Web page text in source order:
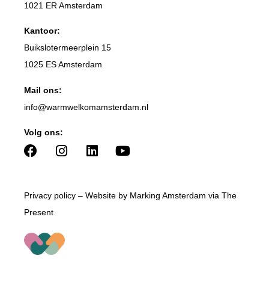
1021 ER Amsterdam
Kantoor:
Buikslotermeerplein 15
1025 ES Amsterdam
Mail ons:
info@warmwelkomamsterdam.nl
Volg ons:
Privacy policy – Website by Marking Amsterdam via The
Present